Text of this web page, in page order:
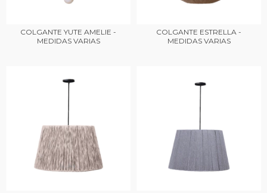
COLGANTE YUTE AMELIE -
MEDIDAS VARIAS
COLGANTE ESTRELLA -
MEDIDAS VARIAS